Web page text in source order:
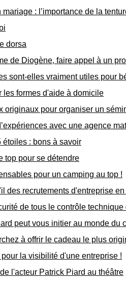
mariage : l’importance de la
dorsa
de Diogène, faire appel à un
sont-elles vraiment utiles pour
les formes d'aide à domicile
originaux pour organiser un
avec une agence
étoiles : bons à savoir
top pour se détendre
pour un camping au top !
des recrutements d'entreprise
de tous le contrôle
peut vous initier au monde du
à offrir le cadeau le plus
pour la visibilité d'une entreprise !
l'acteur Patrick Piard au théâtre